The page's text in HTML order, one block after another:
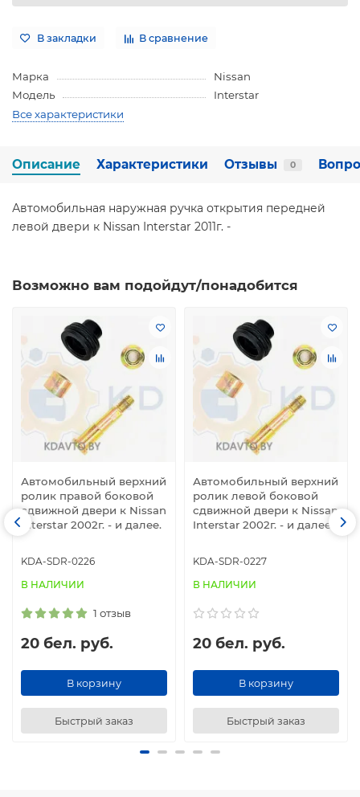
В закладки В сравнение
Марка
Nissan
Модель
Interstar
Все характеристики
Описание Характеристики Отзывы 0
Автомобильная наружная ручка открытия передней
левой двери к Nissan Interstar 2011г. -
Возможно вам подойдут/понадобится
Автомобильный верхний
ролик правой боковой
сдвижной двери к Nissan
Interstar 2002г. - и далее.
KDA-SDR-0226
В НАЛИЧИИ
1 отзыв
20 бел. руб.
В корзину
Быстрый заказ
Автомобильный верхний
ролик левой боковой
сдвижной двери к Nissan
Interstar 2002г. - и далее.
KDA-SDR-0227
В НАЛИЧИИ
20 бел. руб.
В корзину
Быстрый заказ